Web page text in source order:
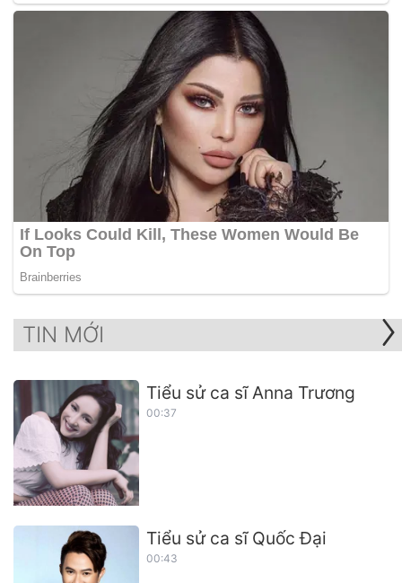
TIN MỚI
Tiểu sử ca sĩ Anna Trương
00:37
Tiểu sử ca sĩ Quốc Đại
00:43